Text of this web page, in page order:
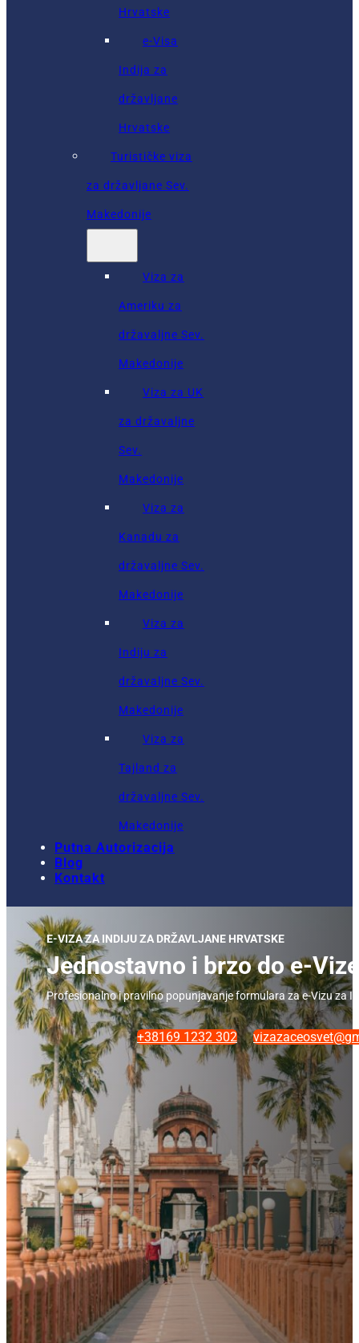
Hrvatske
e-Visa
Indija za
državljane
Hrvatske
Turističke viza
za državljane Sev.
Makedonije
Viza za
Ameriku za
državaljne Sev.
Makedonije
Viza za UK
za državaljne
Sev.
Makedonije
Viza za
Kanadu za
državaljne Sev.
Makedonije
Viza za
Indiju za
državaljne Sev.
Makedonije
Viza za
Tajland za
državaljne Sev.
Makedonije
Putna Autorizacija
Blog
Kontakt
E-VIZA ZA INDIJU ZA DRŽAVLJANE HRVATSKE
Jednostavno i brzo do e-
Profesionalno i pravilno popunjavanje formulara za e-Vizu za
+38169 1232 302